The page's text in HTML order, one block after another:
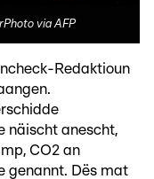
via AFP
Redaktioun
näischt anescht,
CO2 an
genannt. Dës mat